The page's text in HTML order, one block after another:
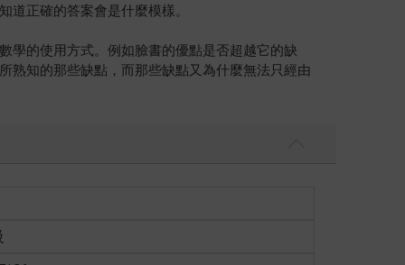
正確的答案會是什麼模樣。
學的使用方式。例如臉書的優點是否超越它的缺
熟知的那些缺點，而那些缺點又為什麼無法只經由